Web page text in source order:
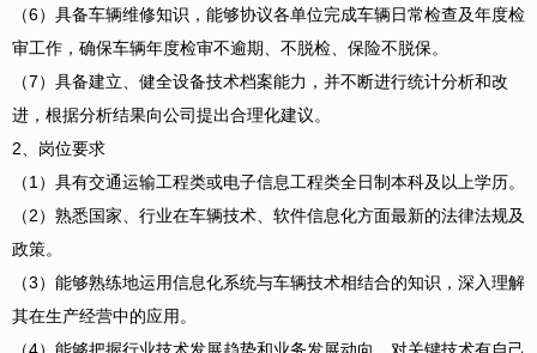
（6）具备车辆维修知识，能够协议各单位完成车辆日常检查及年度检
审工作，确保车辆年度检审不逾期、不脱检、保险不脱保。
（7）具备建立、健全设备技术档案能力，并不断进行统计分析和改
进，根据分析结果向公司提出合理化建议。
2、岗位要求
（1）具有交通运输工程类或电子信息工程类全日制本科及以上学历。
（2）熟悉国家、行业在车辆技术、软件信息化方面最新的法律法规及
政策。
（3）能够熟练地运用信息化系统与车辆技术相结合的知识，深入理解
其在生产经营中的应用。